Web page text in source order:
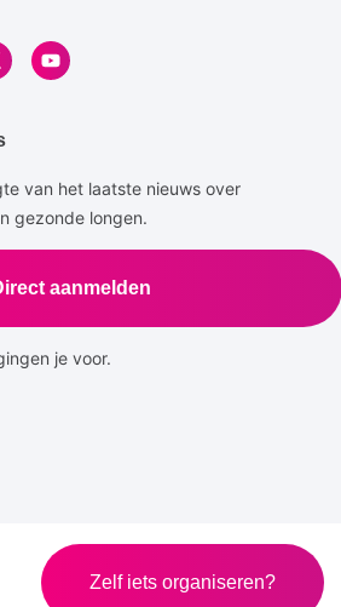
van het laatste nieuws over
gezonde longen.
aanmelden
je voor.
Privacy
Zelf iets organiseren?